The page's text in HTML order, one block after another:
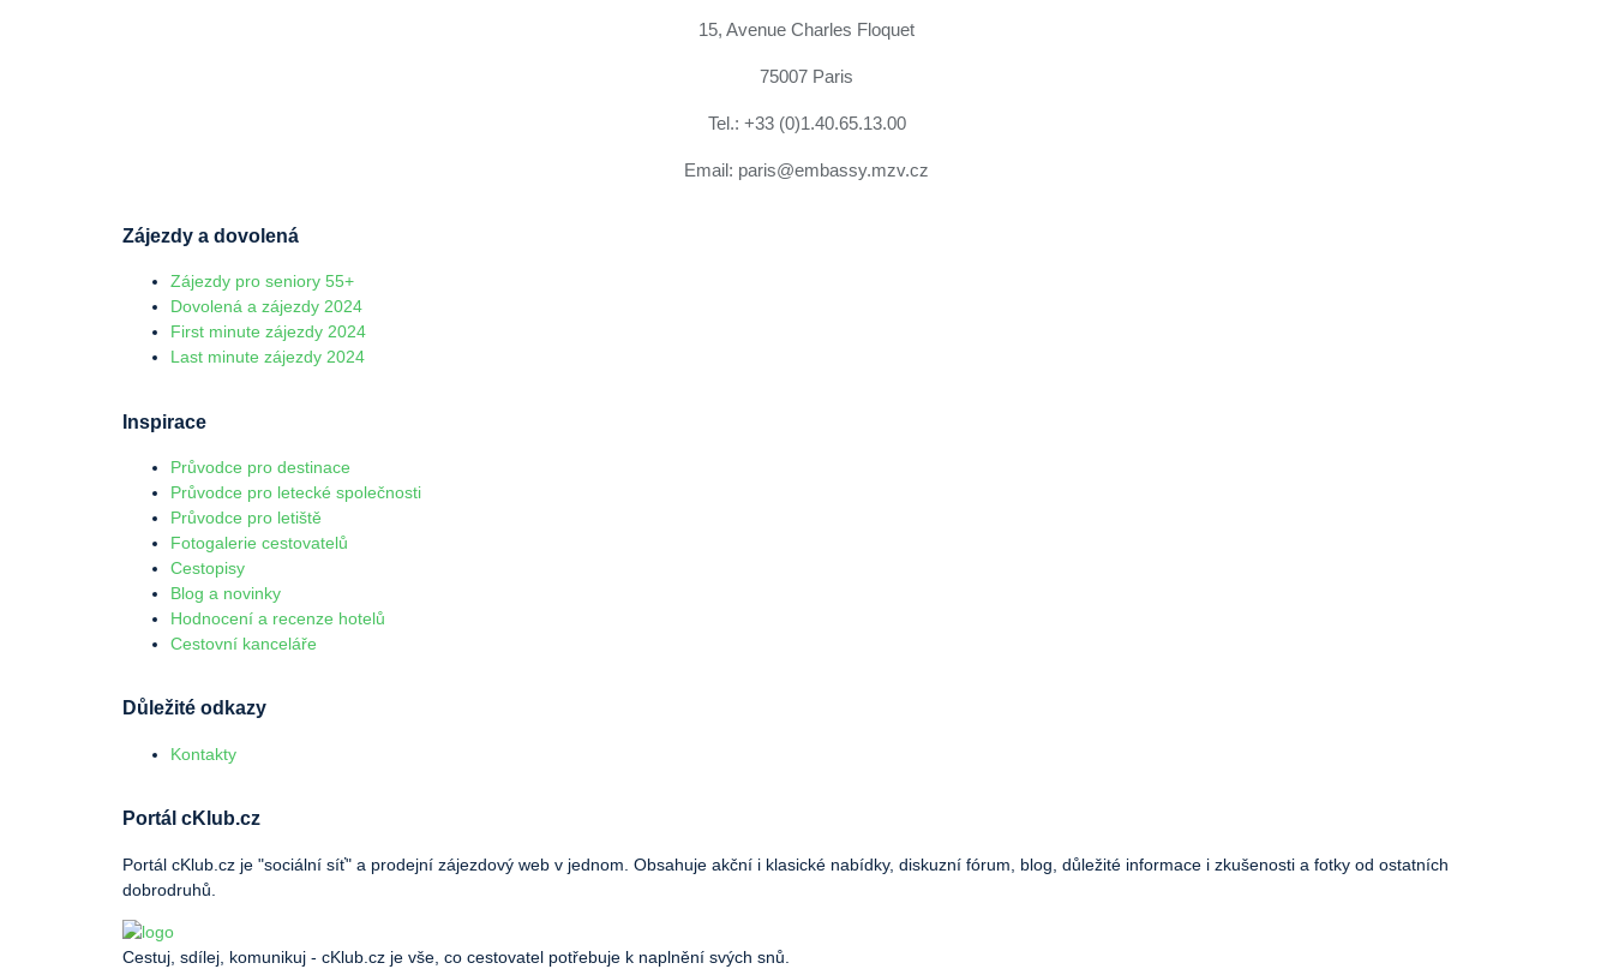
15, Avenue Charles Floquet
75007 Paris
Tel.: +33 (0)1.40.65.13.00
Email: paris@embassy.mzv.cz
Zájezdy a dovolená
Zájezdy pro seniory 55+
Dovolená a zájezdy 2024
First minute zájezdy 2024
Last minute zájezdy 2024
Inspirace
Průvodce pro destinace
Průvodce pro letecké společnosti
Průvodce pro letiště
Fotogalerie cestovatelů
Cestopisy
Blog a novinky
Hodnocení a recenze hotelů
Cestovní kanceláře
Důležité odkazy
Kontakty
Portál cKlub.cz
Portál cKlub.cz je "sociální síť" a prodejní zájezdový web v jednom. Obsahuje akční i klasické nabídky, diskuzní fórum, blog, důležité informace i zkušenosti a fotky od ostatních
dobrodruhů.
Cestuj, sdílej, komunikuj - cKlub.cz je vše, co cestovatel potřebuje k naplnění svých snů.